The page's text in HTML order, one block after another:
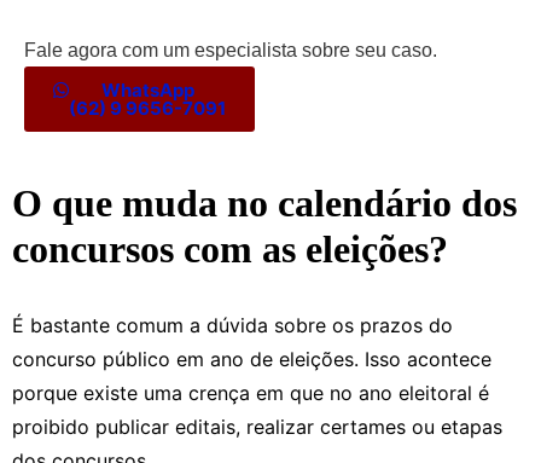
Fale agora com um especialista sobre seu caso.
WhatsApp
(62) 9 9656-7091
O que muda no calendário dos
concursos com as eleições?
É bastante comum a dúvida sobre os prazos do
concurso público em ano de eleições. Isso acontece
porque existe uma crença em que no ano eleitoral é
proibido publicar editais, realizar certames ou etapas